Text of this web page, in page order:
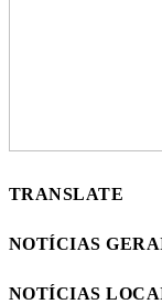
TRANSLATE
NOTÍCIAS
NOTÍCIAS